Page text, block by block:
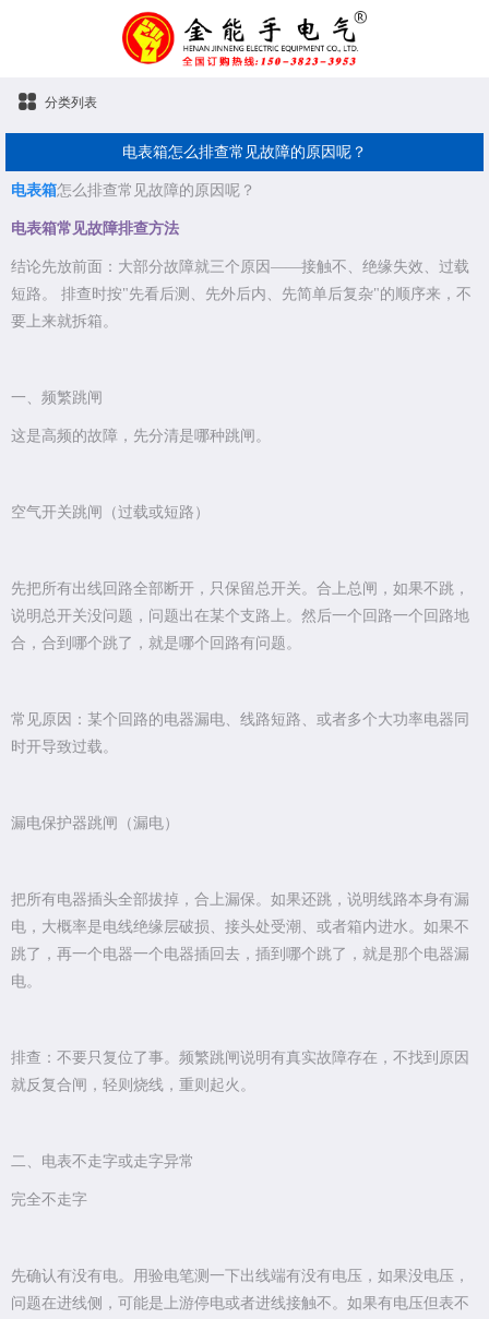
分类列表
电表箱怎么排查常见故障的原因呢？
电表箱怎么排查常见故障的原因呢？
电表箱常见故障排查方法
结论先放前面：大部分故障就三个原因——接触不、绝缘失效、过载
短路。 排查时按"先看后测、先外后内、先简单后复杂"的顺序来，不
要上来就拆箱。
一、频繁跳闸
这是高频的故障，先分清是哪种跳闸。
空气开关跳闸（过载或短路）
先把所有出线回路全部断开，只保留总开关。合上总闸，如果不跳，
说明总开关没问题，问题出在某个支路上。然后一个回路一个回路地
合，合到哪个跳了，就是哪个回路有问题。
常见原因：某个回路的电器漏电、线路短路、或者多个大功率电器同
时开导致过载。
漏电保护器跳闸（漏电）
把所有电器插头全部拔掉，合上漏保。如果还跳，说明线路本身有漏
电，大概率是电线绝缘层破损、接头处受潮、或者箱内进水。如果不
跳了，再一个电器一个电器插回去，插到哪个跳了，就是那个电器漏
电。
排查：不要只复位了事。频繁跳闸说明有真实故障存在，不找到原因
就反复合闸，轻则烧线，重则起火。
二、电表不走字或走字异常
完全不走字
先确认有没有电。用验电笔测一下出线端有没有电压，如果没电压，
问题在进线侧，可能是上游停电或者进线接触不。如果有电压但表不